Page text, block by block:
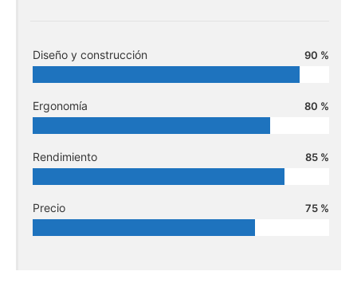
Diseño y construcción 90 %
Ergonomía 80 %
Rendimiento 85 %
Precio 75 %